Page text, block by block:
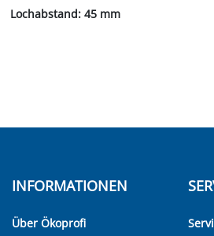
Lochabstand: 45 mm
INFORMATIONEN
Über Ökoprofi